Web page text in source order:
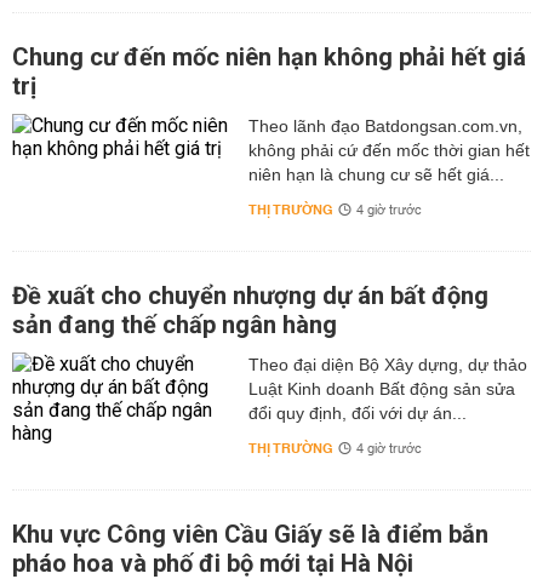
Chung cư đến mốc niên hạn không phải hết giá
trị
Theo lãnh đạo Batdongsan.com.vn,
không phải cứ đến mốc thời gian hết
niên hạn là chung cư sẽ hết giá...
THỊ TRƯỜNG 4 giờ trước
Đề xuất cho chuyển nhượng dự án bất động
sản đang thế chấp ngân hàng
Theo đại diện Bộ Xây dựng, dự thảo
Luật Kinh doanh Bất động sản sửa
đổi quy định, đối với dự án...
THỊ TRƯỜNG 4 giờ trước
Khu vực Công viên Cầu Giấy sẽ là điểm bắn
pháo hoa và phố đi bộ mới tại Hà Nội